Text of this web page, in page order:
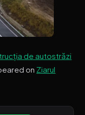
de autostrăzi
on Ziarul